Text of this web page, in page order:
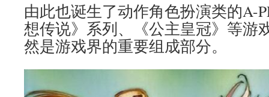
由此也诞生了动作角色扮演类的A-
想传说》系列、《公主皇冠》等游
然是游戏界的重要组成部分。